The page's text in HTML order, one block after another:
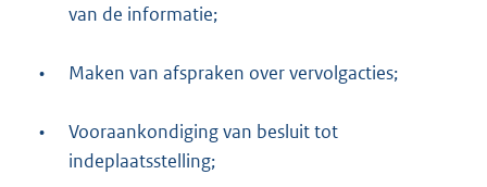
van de informatie;
• Maken van afspraken over vervolgacties;
•
Vooraankondiging van besluit tot
indeplaatsstelling;